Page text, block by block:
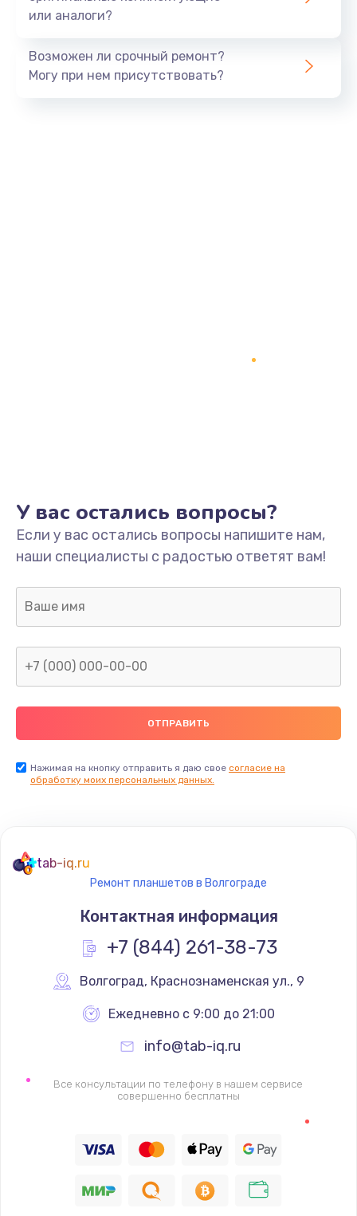
Тюнинг динамиков
Модернизация
2100 руб.
2000 руб.
Ремонт пищалок(твитеров)
900 руб.
Заказать
1795 руб.
Заказать
Ремонт разъема питания
1120 руб.
Заказать
Замена видеочипа
910 руб.
или аналоги?
Возможен ли срочный ремонт?
Могу при нем присутствовать?
У вас остались вопросы?
Если у вас остались вопросы напишите нам,
наши специалисты с радостью ответят вам!
Нажимая на кнопку отправить я даю свое согласие на
обработку моих персональных данных.
tab-iq.ru
Ремонт планшетов в Волгограде
Контактная информация
+7 (844) 261-38-73
Волгоград, Краснознаменская ул., 9
Ежедневно с 9:00 до 21:00
info@tab-iq.ru
Все консультации по телефону в нашем сервисе
совершенно бесплатны